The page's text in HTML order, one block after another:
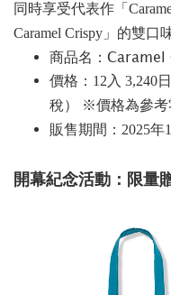
同時享受代表作「
Caramel Crispy」的雙口
商品名：
價格：12入 3,240
稅） ※價格為參考
販售期間：2025年
開幕紀念活動：限量